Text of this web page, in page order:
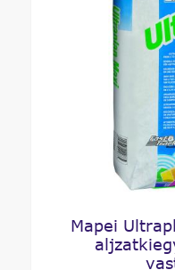
Mapei